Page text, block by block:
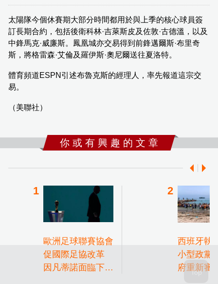
太陽隊今個休賽期大部分時間都用於與上季的核心球員簽
訂長期合約，包括後衛科林·吉萊斯皮及佐敦·古德溫，以及
中鋒馬克·威廉斯。鳳凰城亦交易得到前鋒邁爾斯·布里奇
斯，將格雷森·艾倫及羅伊斯·奧尼爾送往夏洛特。
體育頻道ESPN引述布魯克斯的經理人，率先報道這宗交
易。
（美聯社）
你 或 有 興 趣 的 文 章
歐洲足球聯賽協會
促國際足協改革
因凡蒂諾面臨下台
西班牙執
小型政黨
府重新審